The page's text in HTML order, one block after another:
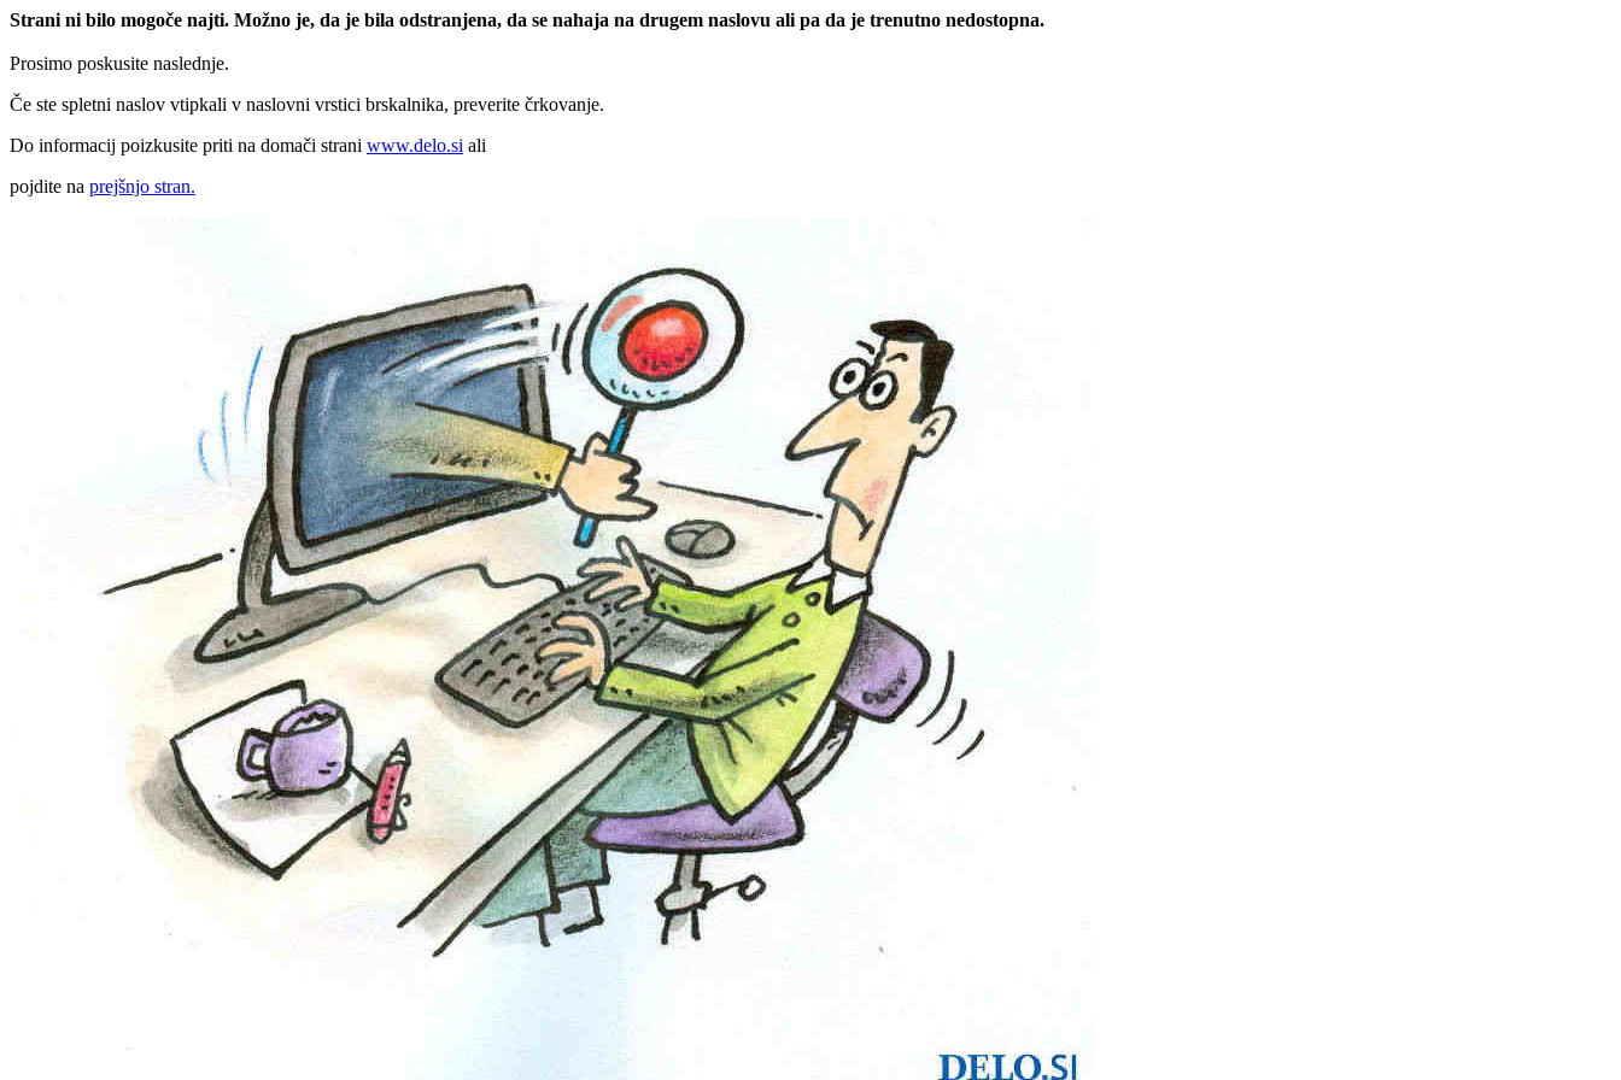
Strani ni bilo mogoče najti. Možno je, da je bila odstranjena, da se nahaja na drugem naslovu ali pa da je trenutno nedostopna.
Prosimo poskusite naslednje.
Če ste spletni naslov vtipkali v naslovni vrstici brskalnika, preverite črkovanje.
Do informacij poizkusite priti na domači strani www.delo.si ali
pojdite na prejšnjo stran.